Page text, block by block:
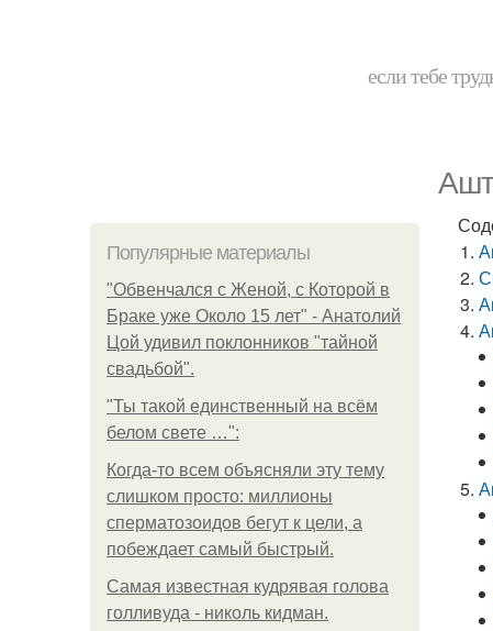
если тебе
Популярные материалы
"Обвенчался с Женой, с Которой в
Браке уже Около 15 лет" - Анатолий
Цой удивил поклонников "тайной
свадьбой".
"Ты такой единственный на всём
белом свете …":
Когда-то всем объясняли эту тему
слишком просто: миллионы
сперматозоидов бегут к цели, а
побеждает самый быстрый.
Самая известная кудрявая голова
голливуда - николь кидман.